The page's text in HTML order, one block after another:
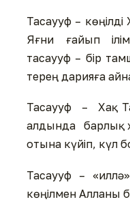
Тасаууф – көңілді
Яғни ғайып
тасаууф – бір
терең дарияға
Тасаууф – Хақ
алдында барлық
отына күйіп, күл
Тасаууф –
көңілмен Алланы